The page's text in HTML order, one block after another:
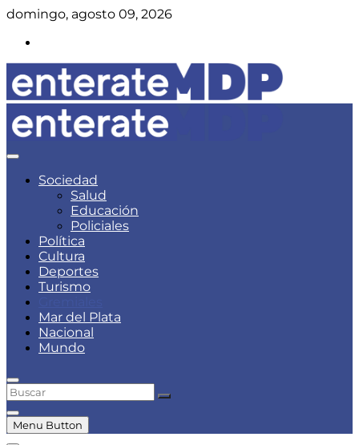
Skip
content
domingo, agosto 09, 2026
Enterate Mar del Plata
Noticias de Mar del Plata
Sociedad
Salud
Educación
Policiales
Política
Cultura
Deportes
Turismo
Mar del Plata
Nacional
Mundo
Buscar
Menu Button